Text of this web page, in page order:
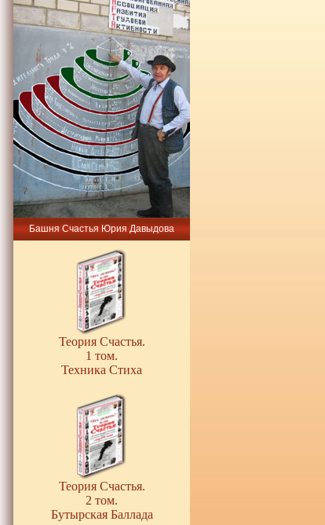
Башня Счастья Юрия Давыдова
Теория Счастья.
1 том.
Техника Стиха
Теория Счастья.
2 том.
Бутырская Баллада